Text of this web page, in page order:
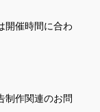
開催時間に合わ
制作関連のお問